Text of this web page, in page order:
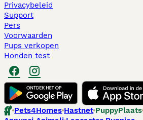
Privacybeleid
Support
Pers
Voorwaarden
Pups verkopen
Honden test
Pets4Homes Hastnet PuppyPlaats